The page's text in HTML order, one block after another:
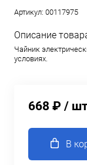
Артикул: 00117975
Описание
Чайник
условиях.
668 ₽ /
В